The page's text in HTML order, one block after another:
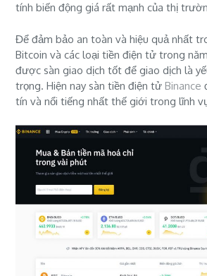
tính biến động giá rất mạnh của thị
Để đảm bảo an toàn và hiệu quả nhất
Bitcoin và các loại tiền điện tử trong
được sàn giao dịch tốt để giao dịch là
trọng. Hiện nay sàn tiền điện tửBinance
tín và nổi tiếng nhất thế giới trong lĩnh